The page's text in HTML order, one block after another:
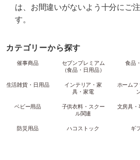
は、お間違いがないよう十分にご
す。
カテゴリーから探す
催事商品
セブンプレミアム
（食品・日用品）
食品
生活雑貨・日用品
インテリア・家
具・家電
ホームフ
ベビー用品
子供衣料・スクー
ル関連
文房具
防災用品 ハコストック ギ